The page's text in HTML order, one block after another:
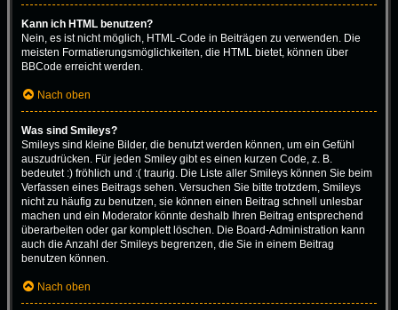
Kann ich HTML benutzen?
Nein, es ist nicht möglich, HTML-Code in Beiträgen zu verwenden. Die
meisten Formatierungsmöglichkeiten, die HTML bietet, können über
BBCode erreicht werden.
Nach oben
Was sind Smileys?
Smileys sind kleine Bilder, die benutzt werden können, um ein Gefühl
auszudrücken. Für jeden Smiley gibt es einen kurzen Code, z. B.
bedeutet :) fröhlich und :( traurig. Die Liste aller Smileys können Sie beim
Verfassen eines Beitrags sehen. Versuchen Sie bitte trotzdem, Smileys
nicht zu häufig zu benutzen, sie können einen Beitrag schnell unlesbar
machen und ein Moderator könnte deshalb Ihren Beitrag entsprechend
überarbeiten oder gar komplett löschen. Die Board-Administration kann
auch die Anzahl der Smileys begrenzen, die Sie in einem Beitrag
benutzen können.
Nach oben